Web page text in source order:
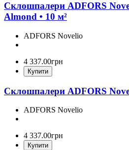
Склошпалери ADFORS
Almond • 10 м²
ADFORS Novelio
4 337.00грн
Купити
Склошпалери ADFORS
ADFORS Novelio
4 337.00грн
Купити